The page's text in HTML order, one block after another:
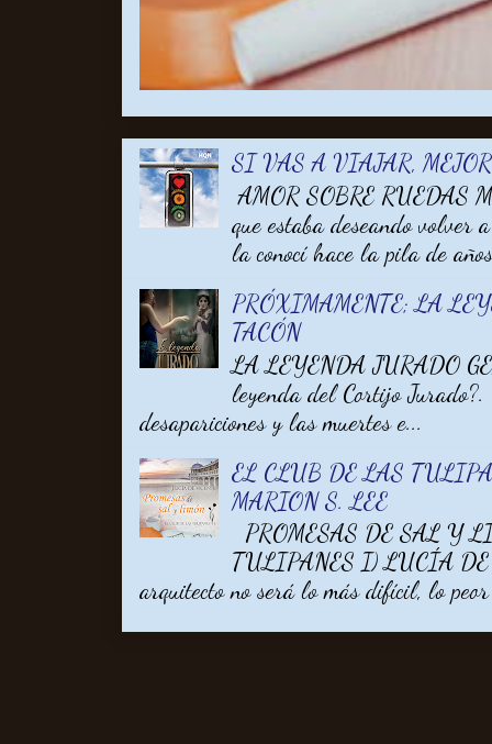
SI VAS A VIAJAR,
AMOR SOBRE RUEDAS
que estaba deseando volver
la conocí hace la pila de
PRÓXIMAMENTE; LA
TACÓN
LA LEYENDA JURADO
leyenda del Cortijo
desapariciones y las muertes e...
EL CLUB DE LAS
MARION S. LEE
PROMESAS DE SAL Y
TULIPANES I) LUCÍA DE
arquitecto no será lo más difícil, lo